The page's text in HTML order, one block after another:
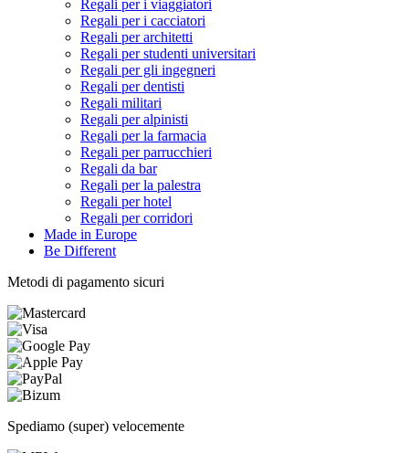
Regali per i viaggiatori
Regali per i cacciatori
Regali per architetti
Regali per studenti universitari
Regali per gli ingegneri
Regali per dentisti
Regali militari
Regali per alpinisti
Regali per la farmacia
Regali per parrucchieri
Regali da bar
Regali per la palestra
Regali per hotel
Regali per corridori
Made in Europe
Be Different
Metodi di pagamento sicuri
Spediamo (super) velocemente